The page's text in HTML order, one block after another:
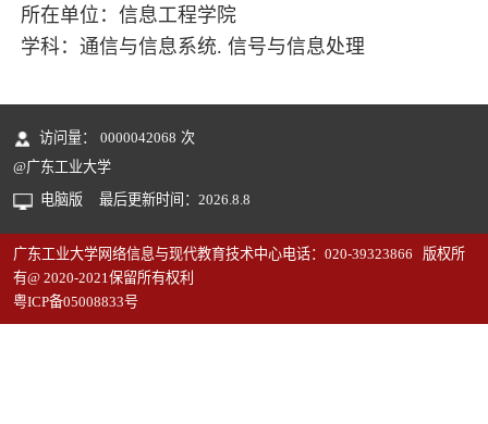
所在单位：信息工程学院
学科：通信与信息系统. 信号与信息处理
访问量： 0000042068 次
@广东工业大学
电脑版
最后更新时间： 2026.8.8
广东工业大学网络信息与现代教育技术中心电话：020-39323866 版权所
有@ 2020-2021保留所有权利
粤ICP备05008833号